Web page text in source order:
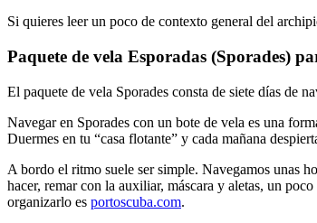
Si quieres leer un poco de contexto general del
Paquete de vela Esporadas (Sporades)
El paquete de vela Sporades consta de siete días de
Navegar en Sporades con un bote de vela es una
Duermes en tu “casa flotante” y cada mañana
A bordo el ritmo suele ser simple. Navegamos unas
hacer, remar con la auxiliar, máscara y aletas, un
organizarlo es portoscuba.com.